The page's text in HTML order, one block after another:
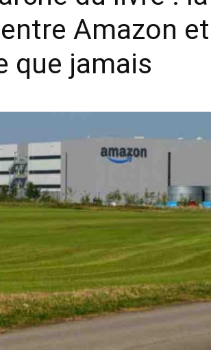
Amazon et
que jamais